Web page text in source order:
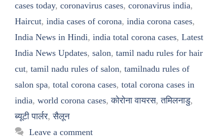
cases today, coronavirus cases, coronavirus india,
Haircut, india cases of corona, india corona cases,
India News in Hindi, india total corona cases, Latest
India News Updates, salon, tamil nadu rules for hair
cut, tamil nadu rules of salon, tamilnadu rules of
salon spa, total corona cases, total corona cases in
india, world corona cases,कोरोना वायरस,तमिलनाडु,
ब्यूटी पार्लर,सैलून
Leave a comment